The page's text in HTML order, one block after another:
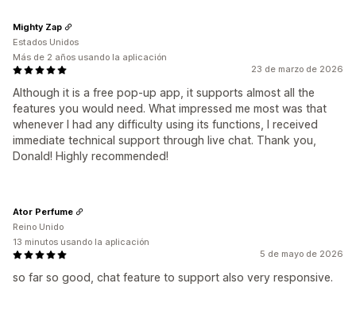
23 de marzo de 2026
Although it is a free pop-up app, it supports almost all the
features you would need. What impressed me most was that
whenever I had any difficulty using its functions, I received
immediate technical support through live chat. Thank you,
Donald! Highly recommended!
Mighty Zap
Estados Unidos
Más de 2 años usando la aplicación
5 de mayo de 2026
so far so good, chat feature to support also very responsive.
Ator Perfume
Reino Unido
13 minutos usando la aplicación